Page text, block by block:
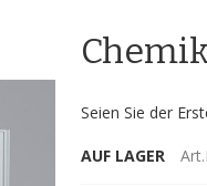
Seien Sie der
AUF LAGER